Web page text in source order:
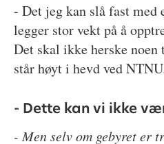
- Det jeg kan slå fast
legger stor vekt på å
Det skal ikke herske
står høyt i hevd ved
- Dette kan vi ikke
- Men selv om gebyret er